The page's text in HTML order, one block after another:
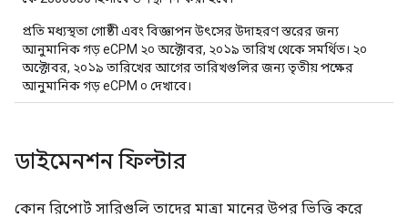
প্রতি মধ্যস্থতা গোষ্ঠী এবং বিজ্ঞাপন উৎসের উদাহরণ স্তরের জন্য
আনুমানিক গড় eCPM ২০ অক্টোবর, ২০১৯ তারিখ থেকে সমর্থিত। ২০
অক্টোবর, ২০১৯ তারিখের আগের তারিখগুলির জন্য তৃতীয় পক্ষের
আনুমানিক গড় eCPM ০ দেখাবে।
ডাইমেনশন ফিল্টার
কোন রিপোর্ট সারিগুলি তাদের মাত্রা মানের উপর ভিত্তি করে